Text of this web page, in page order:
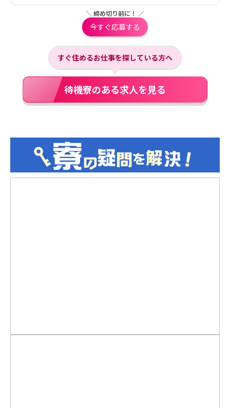
＼ 締め切り前に！ ／
今すぐ応募する
すぐ住めるお仕事を探している方へ
待機寮のある求人を見る